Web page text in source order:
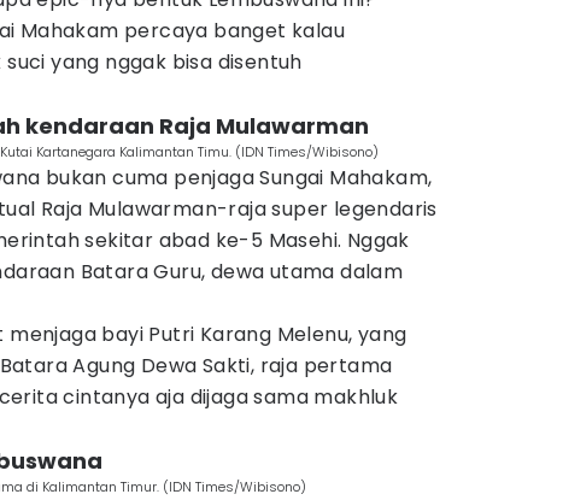
Mahakam percaya banget kalau
yang nggak bisa disentuh
kendaraan Raja Mulawarman
Kartanegara Kalimantan Timu. (IDN Times/Wibisono)
bukan cuma penjaga Sungai Mahakam,
Raja Mulawarman-raja super legendaris
sekitar abad ke-5 Masehi. Nggak
Batara Guru, dewa utama dalam
bayi Putri Karang Melenu, yang
Agung Dewa Sakti, raja pertama
cintanya aja dijaga sama makhluk
di Kalimantan Timur. (IDN Times/Wibisono)